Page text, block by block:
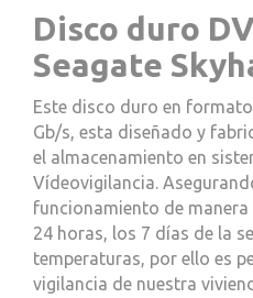
Disco duro
Seagate
Este disco duro en
Gb/s, esta diseñado y
el almacenamiento en
Vídeovigilancia.
funcionamiento de
24 horas, los 7 días de la
temperaturas, por ello es
vigilancia de nuestra